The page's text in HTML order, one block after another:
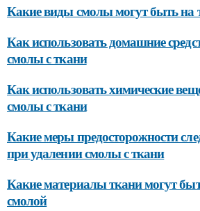
Какие виды смолы могут быть на
Как использовать домашние
смолы с ткани
Как использовать химические
смолы с ткани
Какие меры предосторожности
при удалении смолы с ткани
Какие материалы ткани могут
смолой